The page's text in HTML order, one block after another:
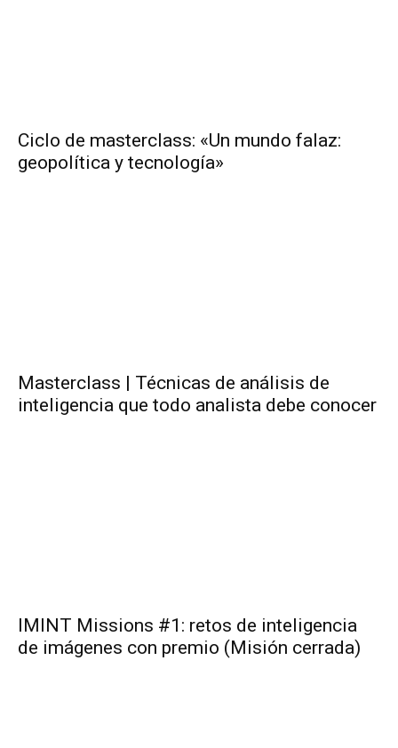
Ciclo de masterclass: «Un mundo falaz:
geopolítica y tecnología»
Masterclass | Técnicas de análisis de
inteligencia que todo analista debe conocer
IMINT Missions #1: retos de inteligencia
de imágenes con premio (Misión cerrada)